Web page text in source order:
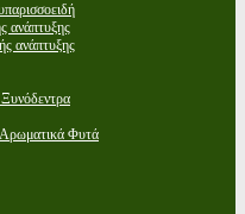
ανάπτυξης
ανάπτυξης
Φυτά